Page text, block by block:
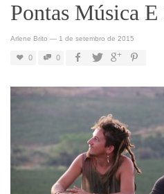
Pontas Música
Arlene Brito — 1 de setembro de 2015
0 0